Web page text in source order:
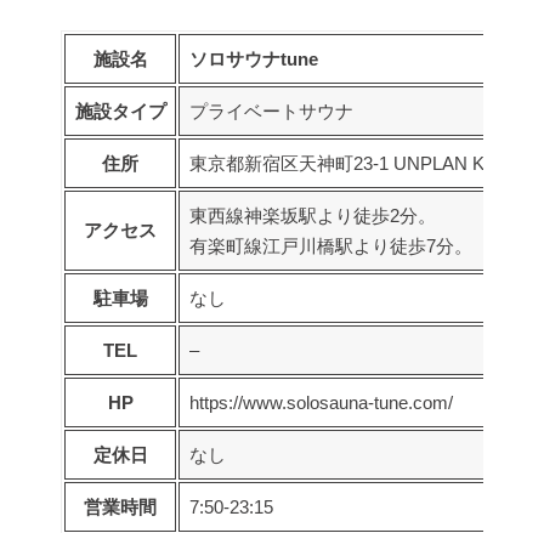
施設名 ソロサウナtune
施設タイプ プライベートサウナ
住所 東京都新宿区天神町23-1 UNPLAN
アクセス
東西線神楽坂駅より徒歩2分。
有楽町線江戸川橋駅より徒歩7分。
駐車場 なし
TEL –
HP https://www.solosauna-tune.com/
定休日 なし
営業時間 7:50-23:15